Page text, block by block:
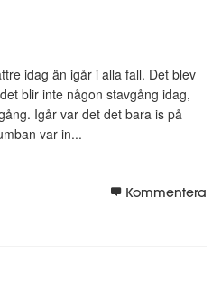
idag än igår i alla fall. Det blev
blir inte någon stavgång idag,
Igår var det det bara is på
var in...
Kommentera